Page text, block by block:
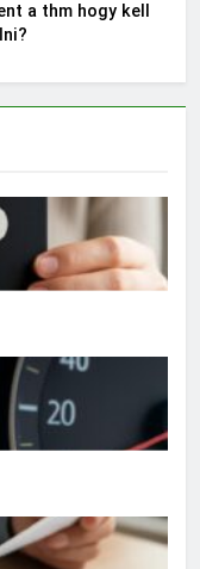
a thm hogy kell